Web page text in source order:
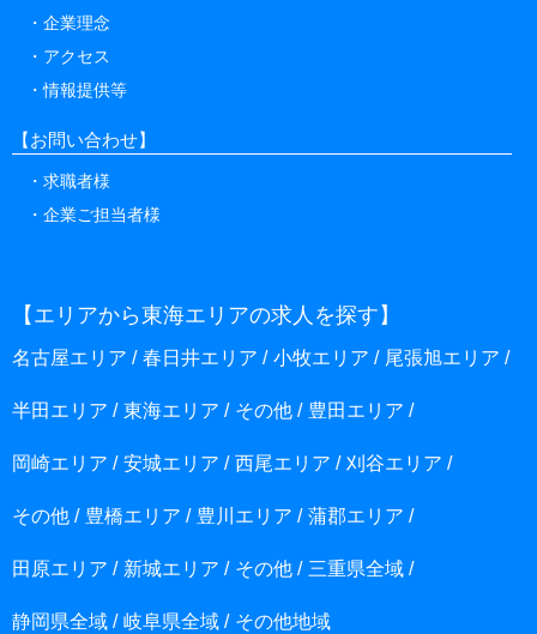
企業理念
アクセス
情報提供等
【お問い合わせ】
求職者様
企業ご担当者様
【エリアから東海エリアの求人を探す】
名古屋エリア 春日井エリア 小牧エリア 尾張旭エリア
半田エリア 東海エリア その他 豊田エリア
岡崎エリア 安城エリア 西尾エリア 刈谷エリア
その他 豊橋エリア 豊川エリア 蒲郡エリア
田原エリア 新城エリア その他 三重県全域
静岡県全域 岐阜県全域 その他地域